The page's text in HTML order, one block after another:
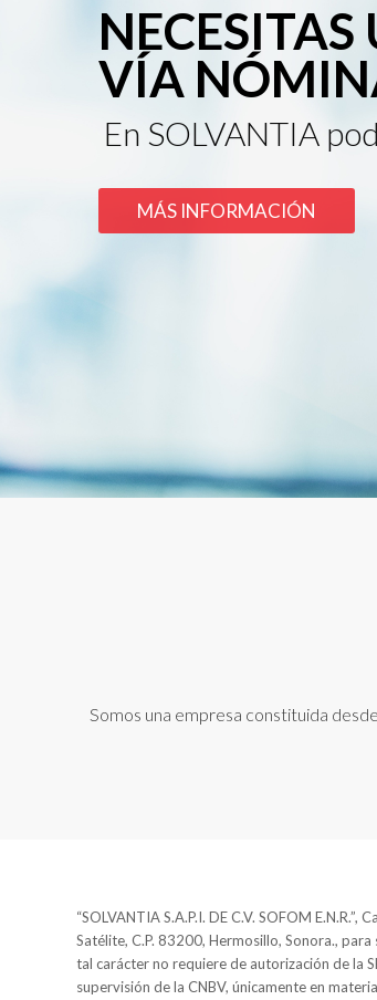
VÍA
En SOLVANTIA
MÁS INFORMACIÓN
Somos una empresa constituida
“SOLVANTIA S.A.P.I. DE C.V. SOFOM
Satélite, C.P. 83200, Hermosillo, Sonora.,
tal carácter no requiere de autorización de la
supervisión de la CNBV, únicamente en